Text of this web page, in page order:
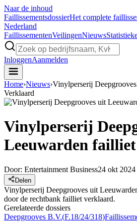
Naar de inhoud
FaillissementsdossierHet complete
Nederland
FaillissementenVeilingenNieuws
InloggenAanmelden
Home›Nieuws›Vinylperserij
Verklaard
Vinylperserij
Leeuwarden
Door: Entertainment Business24 okt 2024
Delen
Vinylperserij Deepgrooves uit
door de rechtbank failliet verklaard.
Gerelateerde dossiers
Deepgrooves B.V.(F.18/24/318)